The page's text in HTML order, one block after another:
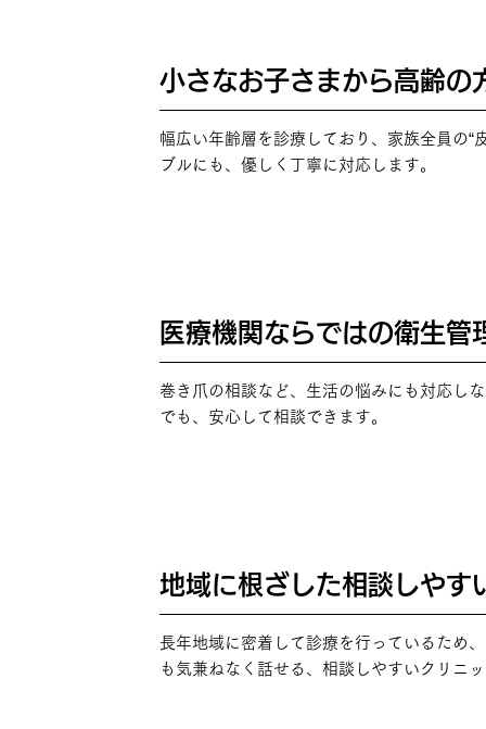
小さなお子さまから高齢の
幅広い年齢層を診療しており、家族全員の“
ブルにも、優しく丁寧に対応します。
医療機関ならではの衛生管
巻き爪の相談など、生活の悩みにも対応し
でも、安心して相談できます。
地域に根ざした相談しやす
長年地域に密着して診療を行っているため
も気兼ねなく話せる、相談しやすいクリニ